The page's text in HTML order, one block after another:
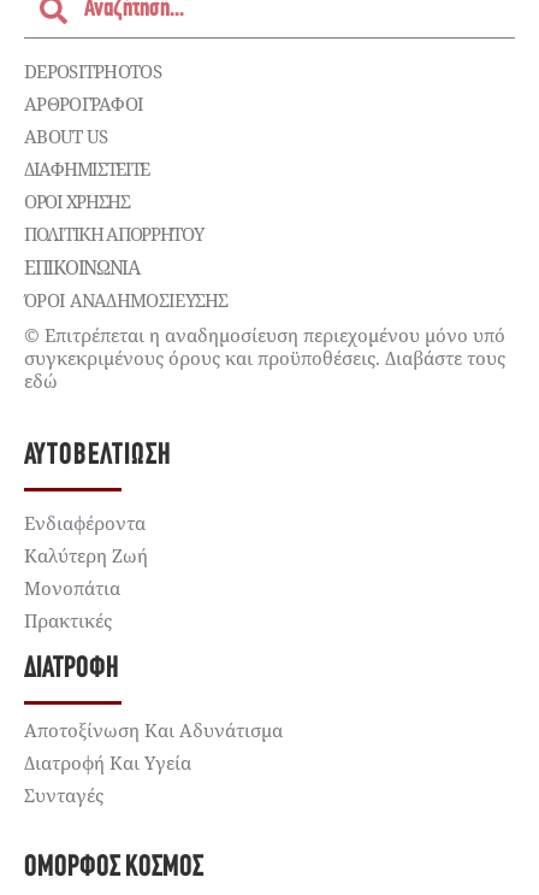
DEPOSITPHOTOS
ΑΡΘΡΟΓΡΑΦΟΙ
ABOUT US
ΔΙΑΦΗΜΙΣΤΕΊΤΕ
ΌΡΟΙ ΧΡΉΣΗΣ
ΠΟΛΙΤΙΚΉ ΑΠΟΡΡΉΤΟΥ
ΕΠΙΚΟΙΝΩΝΊΑ
ΌΡΟΙ ΑΝΑΔΗΜΟΣΙΕΥΣΗΣ
© Επιτρέπεται η αναδημοσίευση περιεχομένου μόνο υπό
συγκεκριμένους όρους και προϋποθέσεις. Διαβάστε τους
εδώ
ΑΥΤΟΒΕΛΤΊΩΣΗ
Ενδιαφέροντα
Καλύτερη Ζωή
Μονοπάτια
Πρακτικές
ΔΙΑΤΡΟΦΉ
Αποτοξίνωση Και Αδυνάτισμα
Διατροφή Και Υγεία
Συνταγές
ΌΜΟΡΦΟΣ ΚΌΣΜΟΣ